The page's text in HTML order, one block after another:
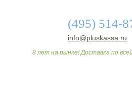
(495) 514-
info@pluskassa.ru
8 лет на рынке! Доставка по